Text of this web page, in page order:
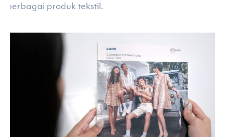
berbagai produk tekstil.